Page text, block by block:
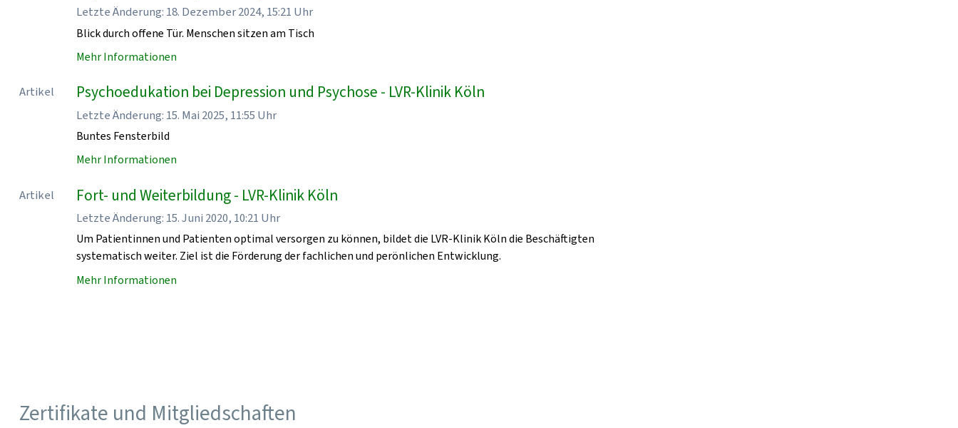
Letzte Änderung: 18. Dezember 2024, 15:21 Uhr
Blick durch offene Tür. Menschen sitzen am Tisch
Mehr Informationen
Artikel Psychoedukation bei Depression und Psychose - LVR-Klinik Köln
Letzte Änderung: 15. Mai 2025, 11:55 Uhr
Buntes Fensterbild
Mehr Informationen
Artikel Fort- und Weiterbildung - LVR-Klinik Köln
Letzte Änderung: 15. Juni 2020, 10:21 Uhr
Um Patientinnen und Patienten optimal versorgen zu können, bildet die LVR-Klinik Köln die Beschäftigten
systematisch weiter. Ziel ist die Förderung der fachlichen und perönlichen Entwicklung.
Mehr Informationen
Zertifikate und Mitgliedschaften